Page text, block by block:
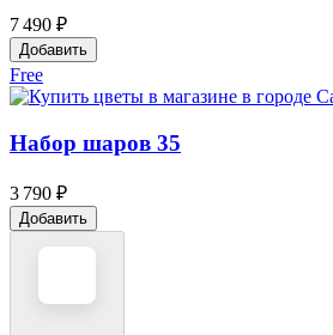
7 490 ₽
Добавить
Free
Набор шаров 35
3 790 ₽
Добавить